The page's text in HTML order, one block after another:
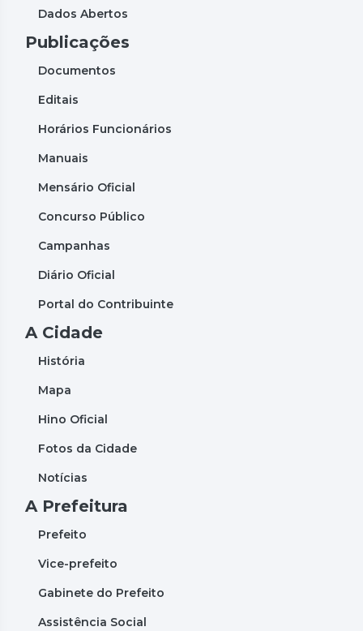
Dados Abertos
Publicações
Documentos
Editais
Horários Funcionários
Manuais
Mensário Oficial
Concurso Público
Campanhas
Diário Oficial
Portal do Contribuinte
A Cidade
História
Mapa
Hino Oficial
Fotos da Cidade
Notícias
A Prefeitura
Prefeito
Vice-prefeito
Gabinete do Prefeito
Assistência Social